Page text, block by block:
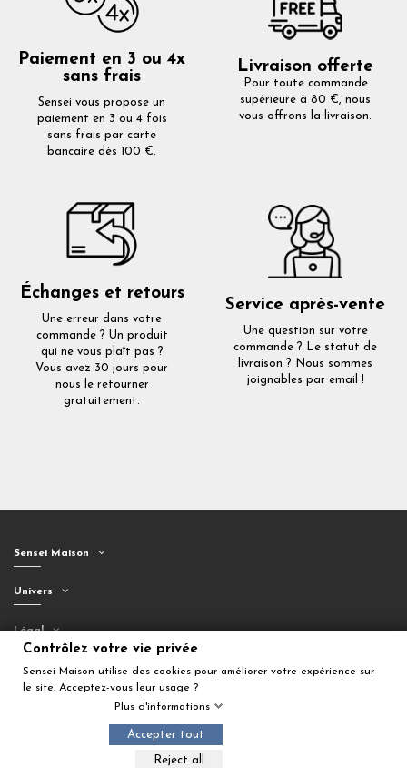
Paiement en 3 ou 4x
sans frais
Sensei vous propose un
paiement en 3 ou 4 fois
sans frais par carte
bancaire dès 100 €.
Livraison offerte
Pour toute commande
supérieure à 80 €, nous
vous offrons la livraison.
Échanges et retours
Une erreur dans votre
commande ? Un produit
qui ne vous plaît pas ?
Vous avez 30 jours pour
nous le retourner
gratuitement.
Service après-vente
Une question sur votre
commande ? Le statut de
livraison ? Nous sommes
joignables par email !
Sensei Maison
Univers
Légal
Suivez-nous
© 2026 Sensei Maison. Tous droits réservés.
Contrôlez votre vie privée
Sensei Maison utilise des cookies pour améliorer votre expérience sur
le site. Acceptez-vous leur usage ?
Plus d'informations
Accepter tout
Reject all